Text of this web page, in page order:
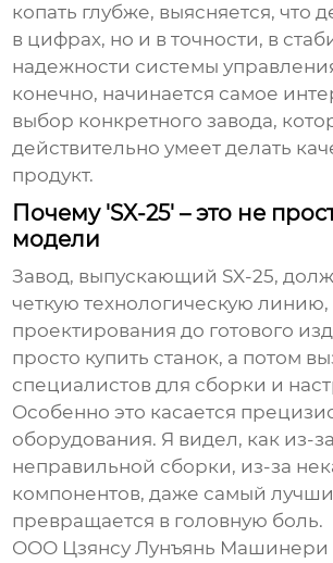
копать глубже, выясняется, что
в цифрах, но и в точности, в
надежности системы
конечно, начинается самое
выбор конкретного завода,
действительно умеет делать
продукт.
Почему 'SX-25' – это не
модели
Завод, выпускающий SX-25,
четкую технологическую линию,
проектирования до готового
просто купить станок, а потом
специалистов для сборки и
Особенно это касается
оборудования. Я видел, как из-за
неправильной сборки, из-за
компонентов, даже самый
превращается в головную боль.
ООО Цзянсу Лунъянь Машинери